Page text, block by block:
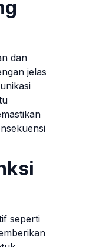
dan
jelas
seperti